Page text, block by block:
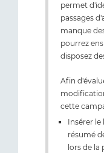
permet
passages
manque
pourrez
disposez
Afin
cette
Insérer le
résumé
lors de